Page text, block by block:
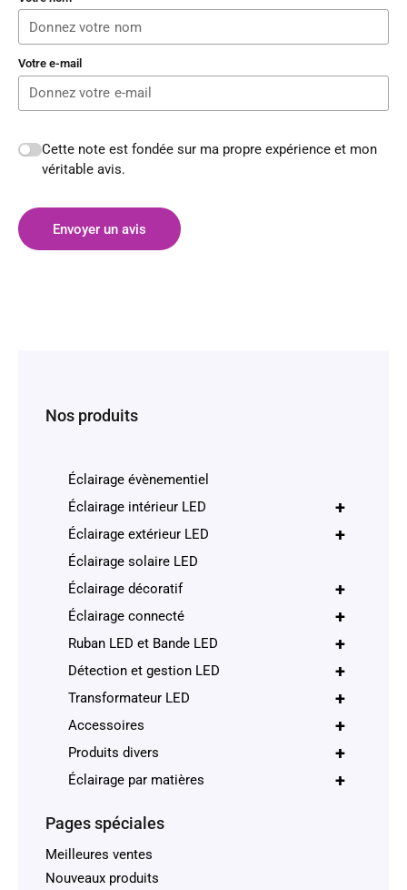
Votre e-mail
Cette note est fondée sur ma propre expérience et mon
véritable avis.
Envoyer un avis
Nos produits
Éclairage évènementiel
+
Éclairage intérieur LED
+
Éclairage extérieur LED
Éclairage solaire LED
+
Éclairage décoratif
+
Éclairage connecté
+
Ruban LED et Bande LED
+
Détection et gestion LED
+
Transformateur LED
+
Accessoires
+
Produits divers
+
Éclairage par matières
Pages spéciales
Meilleures ventes
Nouveaux produits